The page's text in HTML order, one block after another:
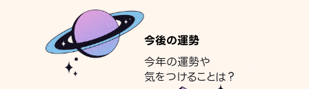
今後の運勢
今年の運勢や
気をつけることは？